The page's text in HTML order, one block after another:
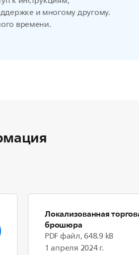
и многому другому.
времени.
Локализованная
брошюра
PDF файл, 648.9 kB
1 апреля 2024 г.